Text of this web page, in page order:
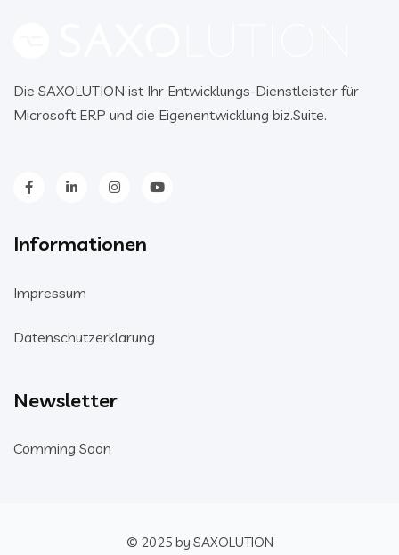
Die SAXOLUTION ist Ihr Entwicklungs-Dienstleister für
Microsoft ERP und die Eigenentwicklung biz.Suite.
Informationen
Impressum
Datenschutzerklärung
Newsletter
Comming Soon
© 2025 by SAXOLUTION